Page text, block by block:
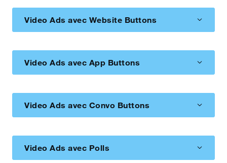
Video Ads avec Website Buttons
Video Ads avec App Buttons
Video Ads avec Convo Buttons
Video Ads avec Polls